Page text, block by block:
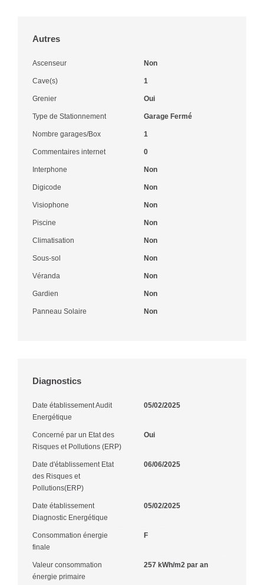
Autres
Ascenseur Non
Cave(s) 1
Grenier Oui
Type de Stationnement Garage Fermé
Nombre garages/Box 1
Commentaires internet 0
Interphone Non
Digicode Non
Visiophone Non
Piscine Non
Climatisation Non
Sous-sol Non
Véranda Non
Gardien Non
Panneau Solaire Non
Diagnostics
Date établissement Audit
Energétique
05/02/2025
Concerné par un Etat des
Risques et Pollutions (ERP)
Oui
Date d'établissement Etat
des Risques et
Pollutions(ERP)
06/06/2025
Date établissement
Diagnostic Energétique
05/02/2025
Consommation énergie
finale
F
Valeur consommation
énergie primaire
257 kWh/m2 par an